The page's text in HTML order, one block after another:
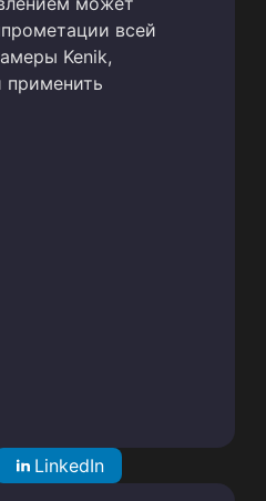
всей
Kenik,
применить
LinkedIn